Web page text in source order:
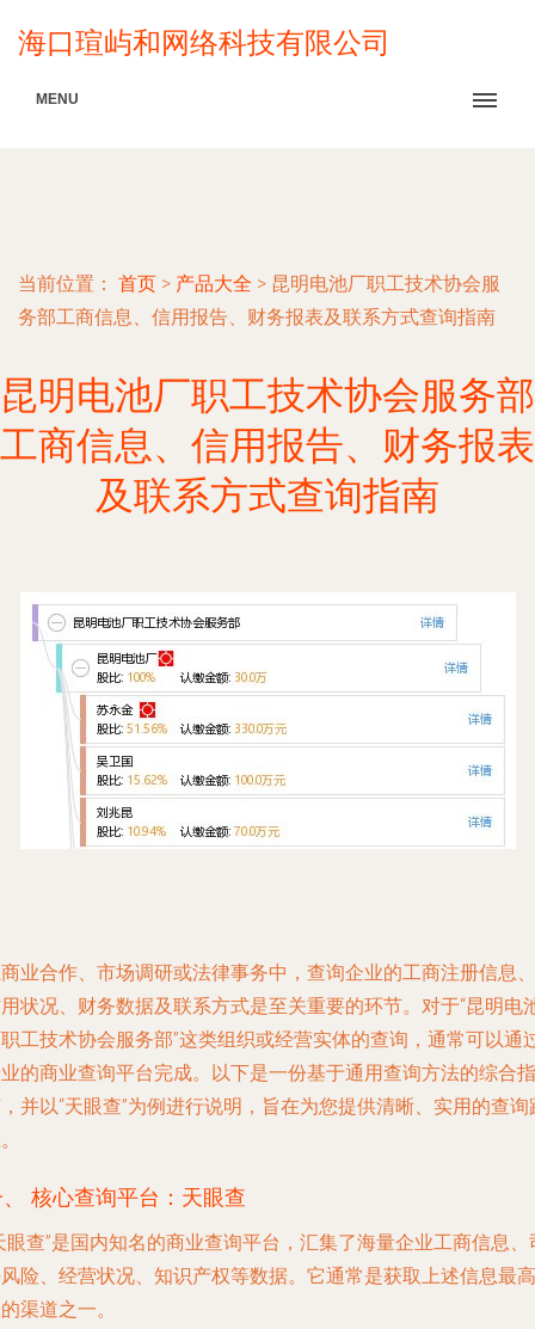
海口瑄屿和网络科技有限公司
MENU
当前位置： 首页 > 产品大全 > 昆明电池厂职工技术协会服
务部工商信息、信用报告、财务报表及联系方式查询指南
昆明电池厂职工技术协会服务部
工商信息、信用报告、财务报表
及联系方式查询指南
业合作、市场调研或法律事务中，查询企业的工商注册信息、
状况、财务数据及联系方式是至关重要的环节。对于“昆明电
工技术协会服务部”这类组织或经营实体的查询，通常可以通
的商业查询平台完成。以下是一份基于通用查询方法的综合指
并以“天眼查”为例进行说明，旨在为您提供清晰、实用的查询
核心查询平台：天眼查
眼查”是国内知名的商业查询平台，汇集了海量企业工商信息、
险、经营状况、知识产权等数据。它通常是获取上述信息最高
渠道之一。